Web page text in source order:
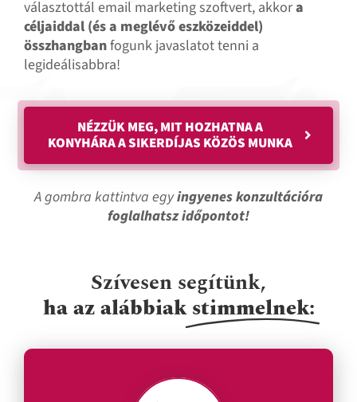
választottál email marketing szoftvert, akkora
céljaiddal (és a meglévő eszközeiddel)
összhangbanfogunk javaslatot tenni a
legideálisabbra!
NÉZZÜK MEG, MIT HOZHATNA A
KONYHÁRA A SIKERDÍJAS KÖZÖS MUNKA
A gombra kattintva egyingyenes konzultációra
foglalhatsz időpontot!
Szívesen segítünk,
ha az alábbiak stimmelnek: